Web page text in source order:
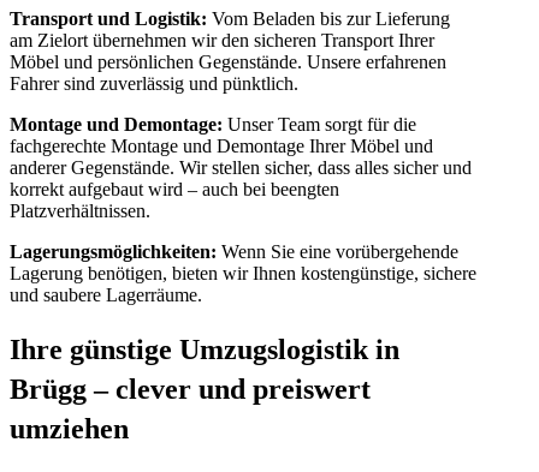
Transport und Logistik: Vom Beladen bis zur Lieferung
am Zielort übernehmen wir den sicheren Transport Ihrer
Möbel und persönlichen Gegenstände. Unsere erfahrenen
Fahrer sind zuverlässig und pünktlich.
Montage und Demontage: Unser Team sorgt für die
fachgerechte Montage und Demontage Ihrer Möbel und
anderer Gegenstände. Wir stellen sicher, dass alles sicher und
korrekt aufgebaut wird – auch bei beengten
Platzverhältnissen.
Lagerungsmöglichkeiten: Wenn Sie eine vorübergehende
Lagerung benötigen, bieten wir Ihnen kostengünstige, sichere
und saubere Lagerräume.
Ihre günstige Umzugslogistik in
Brügg – clever und preiswert
umziehen